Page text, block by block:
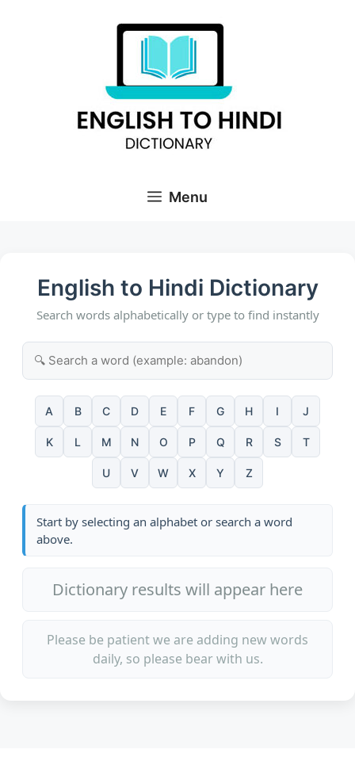
Menu
English to Hindi Dictionary
Search words alphabetically or type to find instantly
A B C D E F G H I J
K L M N O P Q R S T
U V W X Y Z
Start by selecting an alphabet or search a word
above.
Dictionary results will appear here
Please be patient we are adding new words
daily, so please bear with us.